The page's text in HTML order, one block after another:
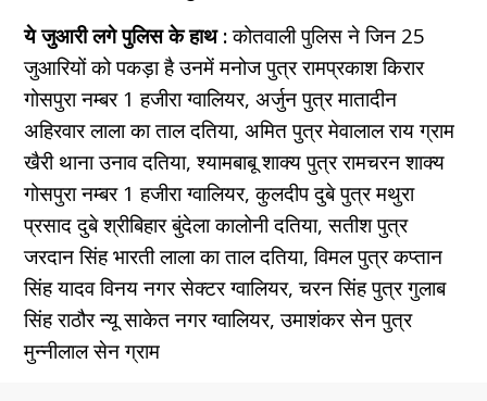
ये जुआरी लगे पुलिस के हाथ :कोतवाली पुलिस ने जिन 25
जुआरियों को पकड़ा है उनमें मनोज पुत्र रामप्रकाश किरार
गोसपुरा नम्बर 1 हजीरा ग्वालियर, अर्जुन पुत्र मातादीन
अहिरवार लाला का ताल दतिया, अमित पुत्र मेवालाल राय ग्राम
खैरी थाना उनाव दतिया, श्यामबाबू शाक्य पुत्र रामचरन शाक्य
गोसपुरा नम्बर 1 हजीरा ग्वालियर, कुलदीप दुबे पुत्र मथुरा
प्रसाद दुबे श्रीबिहार बुंदेला कालोनी दतिया, सतीश पुत्र
जरदान सिंह भारती लाला का ताल दतिया, विमल पुत्र कप्तान
सिंह यादव विनय नगर सेक्टर ग्वालियर, चरन सिंह पुत्र गुलाब
सिंह राठौर न्यू साकेत नगरग्वालियर, उमाशंकर सेन पुत्र
मुन्नीलाल सेन ग्राम